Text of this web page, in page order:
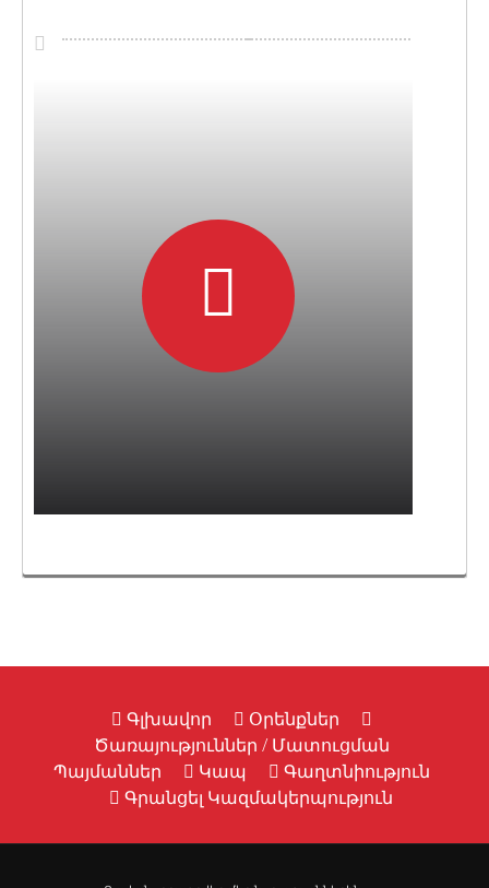
Գլխավոր
Օրենքներ
Ծառայություններ / Մատուցման
Պայմաններ
Կապ
Գաղտնիություն
Գրանցել Կազմակերպություն